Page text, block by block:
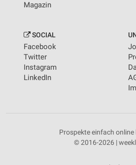
Magazin
SOCIAL
Facebook
Twitter
Instagram
LinkedIn
Prospekte einfach online
© 2016-2026 |